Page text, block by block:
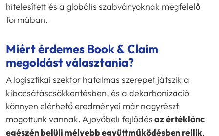
hitelesített és a globális szabványoknak megfelelő
formában.
Miért érdemes Book & Claim
megoldást választania?
A logisztikai szektor hatalmas szerepet játszik a
kibocsátáscsökkentésben, és a dekarbonizáció
könnyen elérhető eredményei már nagyrészt
mögöttünk vannak. A jövőbeli fejlődés az értéklánc
egészén belüli mélyebb együttműködésben rejlik,